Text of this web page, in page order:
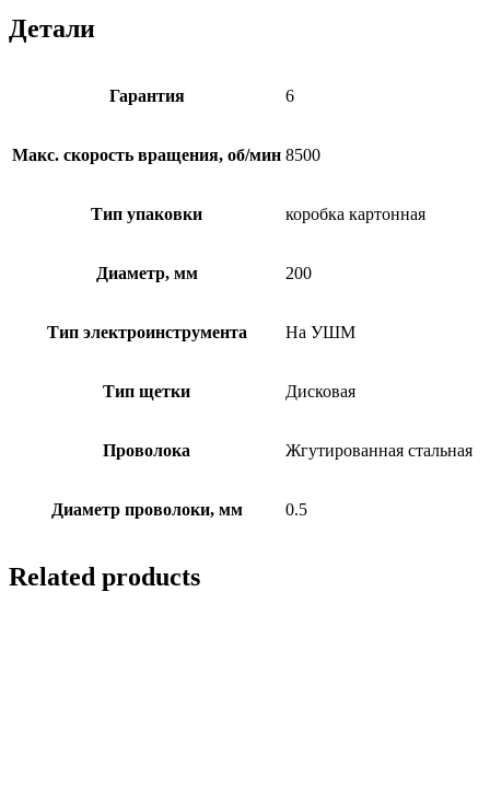
Детали
Гарантия 6
Макс. скорость вращения, об/мин 8500
Тип упаковки коробка картонная
Диаметр, мм 200
Тип электроинструмента На УШМ
Тип щетки Дисковая
Проволока Жгутированная стальная
Диаметр проволоки, мм 0.5
Related products